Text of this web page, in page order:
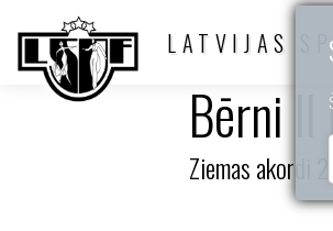
LATVIJAS
Bērni II
Ziemas akordi